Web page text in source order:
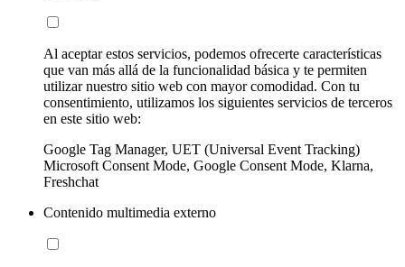
Al aceptar estos servicios, podemos ofrecerte características
que van más allá de la funcionalidad básica y te permiten
utilizar nuestro sitio web con mayor comodidad. Con tu
consentimiento, utilizamos los siguientes servicios de terceros
en este sitio web:
Google Tag Manager, UET (Universal Event Tracking)
Microsoft Consent Mode, Google Consent Mode, Klarna,
Freshchat
Contenido multimedia externo